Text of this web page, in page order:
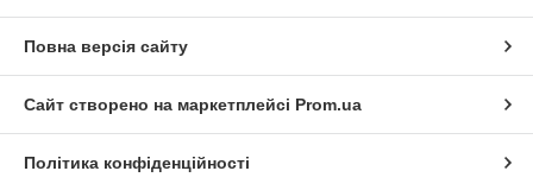
Повна версія сайту
Сайт створено на маркетплейсі Prom.ua
Політика конфіденційності